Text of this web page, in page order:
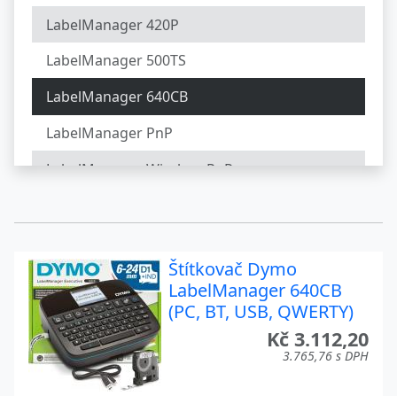
LabelManager 420P
LabelManager 500TS
LabelManager 640CB
LabelManager PnP
LabelManager Wireless PnP
LabelWriter 450 Duo
LabelWriter 450 Turbo
LabelWriter 450 Twin Turbo
LabelWriter 4XL
Štítkovač Dymo
LabelManager 640CB
(PC, BT, USB, QWERTY)
Kč 3.112,20
3.765,76 s DPH